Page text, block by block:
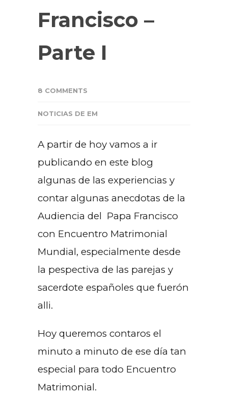
Francisco –
Parte I
8 COMMENTS
NOTICIAS DE EM
A partir de hoy vamos a ir
publicando en este blog
algunas de las experiencias y
contar algunas anecdotas de la
Audiencia del Papa Francisco
con Encuentro Matrimonial
Mundial, especialmente desde
la pespectiva de las parejas y
sacerdote españoles que fuerón
alli.
Hoy queremos contaros el
minuto a minuto de ese día tan
especial para todo Encuentro
Matrimonial.